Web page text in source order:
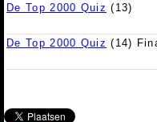
De Top 2000 Quiz (13)
De Top 2000 Quiz (14)